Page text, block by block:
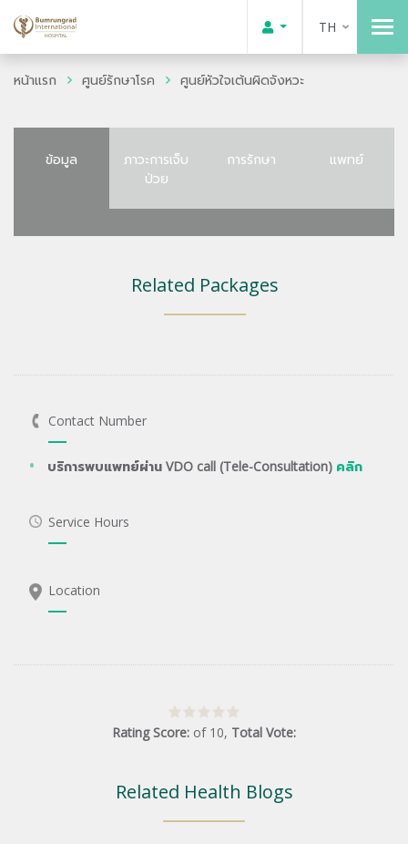
TH
หน้าแรก ศูนย์รักษาโรค ศูนย์หัวใจเต้นผิดจังหวะ
ข้อมูล
ภาวะการเจ็บ
ป่วย
การรักษา แพทย์
Related Packages
Contact Number
บริการพบแพทย์ผ่าน VDO call (Tele-Consultation) คลิก
Service Hours
Location
Rating Score: of 10, Total Vote:
Related Health Blogs